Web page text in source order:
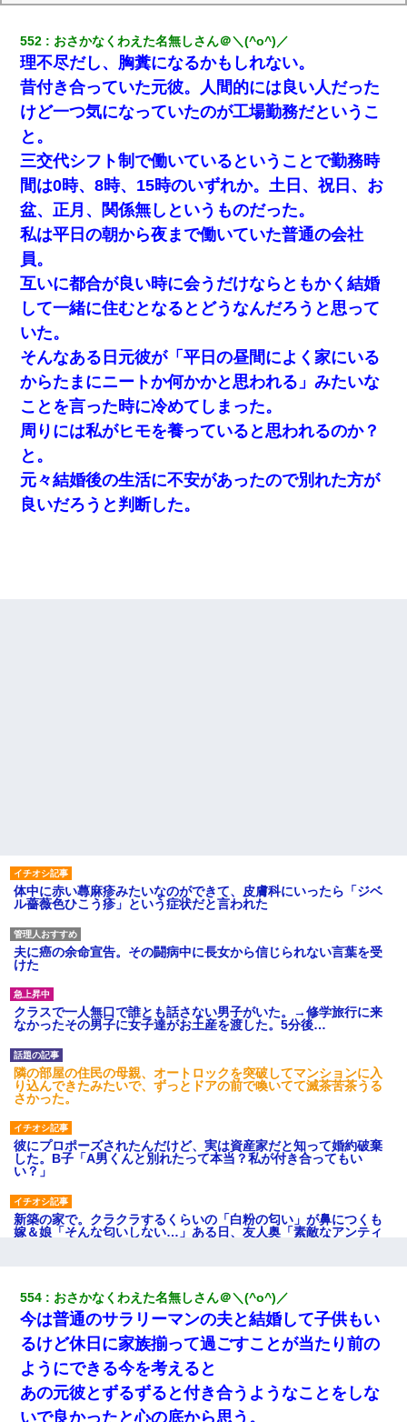
552 おさかなくわえた名無しさん＠＼(^o^)／
理不尽だし、胸糞になるかもしれない。
昔付き合っていた元彼。人間的には良い人だった
けど一つ気になっていたのが工場勤務だというこ
と。
三交代シフト制で働いているということで勤務時
間は0時、8時、15時のいずれか。土日、祝日、お
盆、正月、関係無しというものだった。
私は平日の朝から夜まで働いていた普通の会社
員。
互いに都合が良い時に会うだけならともかく結婚
して一緒に住むとなるとどうなんだろうと思って
いた。
そんなある日元彼が「平日の昼間によく家にいる
からたまにニートか何かかと思われる」みたいな
ことを言った時に冷めてしまった。
周りには私がヒモを養っていると思われるのか？
と。
元々結婚後の生活に不安があったので別れた方が
良いだろうと判断した。
体中に赤い蕁麻疹みたいなのができて、皮膚科にいったら「ジベ
ル薔薇色ひこう疹」という症状だと言われた
夫に癌の余命宣告。その闘病中に長女から信じられない言葉を受
けた
クラスで一人無口で誰とも話さない男子がいた。→修学旅行に来
なかったその男子に女子達がお土産を渡した。5分後…
隣の部屋の住民の母親、オートロックを突破してマンションに入
り込んできたみたいで、ずっとドアの前で喚いてて滅茶苦茶うる
さかった。
彼にプロポーズされたんだけど、実は資産家だと知って婚約破棄
した。B子「A男くんと別れたって本当？私が付き合ってもい
い？」
新築の家で。クラクラするくらいの「白粉の匂い」が鼻につくも
嫁＆娘「そんな匂いしない…」ある日、友人奥「素敵なアンティ
テレワーク上司「会議中はカメラ付けろ！」女社員「え、事前連
絡無しは無理」上司「いいから付けろ！」→
17年飼っていた犬が亡くなった。鼻水垂らし嗚咽する私に、猫が
近づいて頭突きをしてきて…
わい(42)渋谷の夜のサービスで19の女の子にゴックンさせた結果
554 おさかなくわえた名無しさん＠＼(^o^)／
今は普通のサラリーマンの夫と結婚して子供もい
るけど休日に家族揃って過ごすことが当たり前の
ようにできる今を考えると
あの元彼とずるずると付き合うようなことをしな
いで良かったと心の底から思う。